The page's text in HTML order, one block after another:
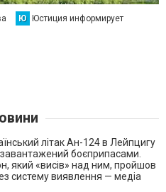
Ю Юстиция информирует
літак Ан-124 в Лейпцигу
боєприпасами.
який «висів» над ним, пройшов
систему виявлення — медіа